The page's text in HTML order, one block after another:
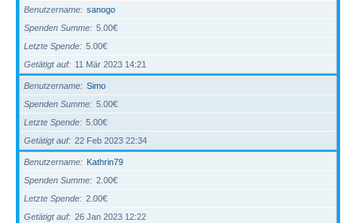
Benutzername
sanogo
Spenden Summe
5.00€
Letzte Spende
5.00€
Getätigt auf
11 Mär 2023 14:21
Benutzername
Simo
Spenden Summe
5.00€
Letzte Spende
5.00€
Getätigt auf
22 Feb 2023 22:34
Benutzername
Kathrin79
Spenden Summe
2.00€
Letzte Spende
2.00€
Getätigt auf
26 Jan 2023 12:22